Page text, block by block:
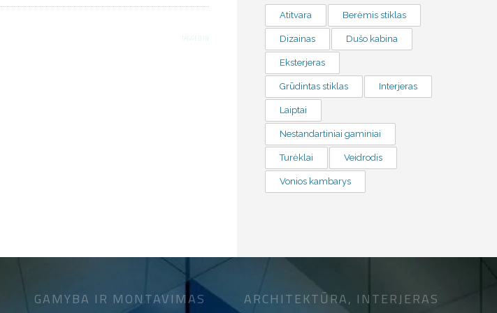
TAGGED IN
Atitvara Berėmis stiklas
Dizainas Dušo kabina
Eksterjeras
Grūdintas stiklas Interjeras
Laiptai
Nestandartiniai gaminiai
Turėklai Veidrodis
Vonios kambarys
GAMYBA IR MONTAVIMAS ARCHITEKTŪRA, INTERJERAS